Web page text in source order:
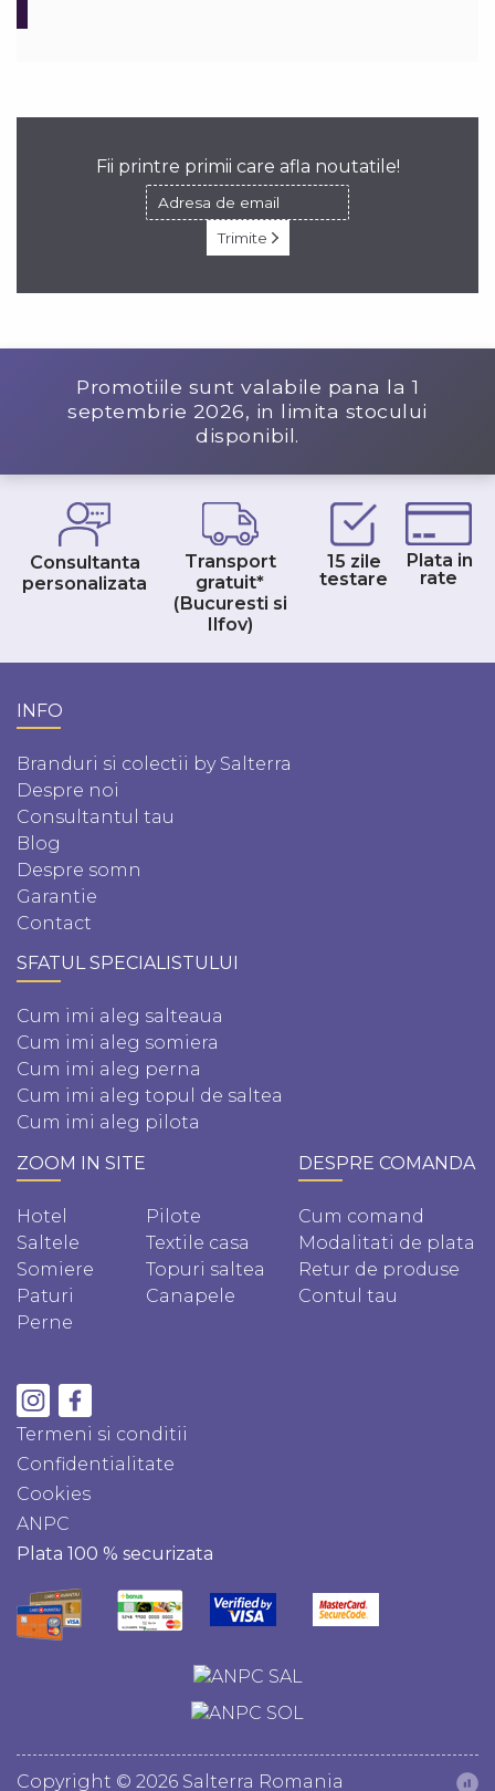
Fii printre primii care afla noutatile!
Trimite
Promotiile sunt valabile pana la 1
septembrie 2026, in limita stocului
disponibil.
Consultanta
personalizata
Transport
gratuit*
(Bucuresti si
Ilfov)
15 zile
testare
Plata in
rate
INFO
Branduri si colectii by Salterra
Despre noi
Consultantul tau
Blog
Despre somn
Garantie
Contact
SFATUL SPECIALISTULUI
Cum imi aleg salteaua
Cum imi aleg somiera
Cum imi aleg perna
Cum imi aleg topul de saltea
Cum imi aleg pilota
ZOOM IN SITE
Hotel
Saltele
Somiere
Paturi
Perne
Pilote
Textile casa
Topuri saltea
Canapele
DESPRE COMANDA
Cum comand
Modalitati de plata
Retur de produse
Contul tau
Termeni si conditii
Confidentialitate
Cookies
ANPC
Plata 100 % securizata
Copyright © 2026 Salterra Romania